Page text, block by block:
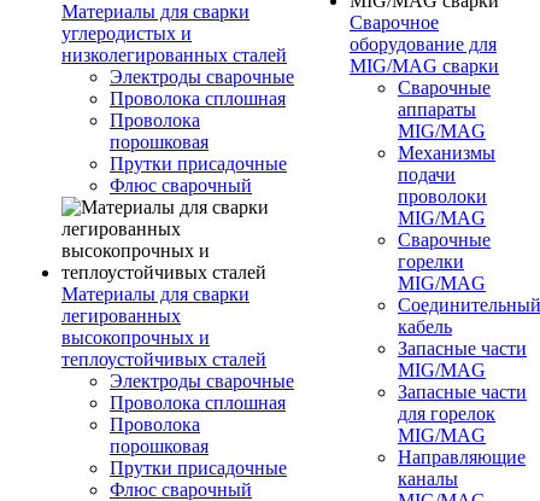
Материалы для сварки
углеродистых и
низколегированных сталей
Электроды сварочные
Проволока сплошная
Проволока
порошковая
Прутки присадочные
Флюс сварочный
Материалы для сварки
легированных
высокопрочных и
теплоустойчивых сталей
Электроды сварочные
Проволока сплошная
Проволока
порошковая
Прутки присадочные
Флюс сварочный
Сварочное
оборудование для
MIG/MAG сварки
Сварочные
аппараты
MIG/MAG
Механизмы
подачи
проволоки
MIG/MAG
Сварочные
горелки
MIG/MAG
Соединительный
кабель
Запасные части
MIG/MAG
Запасные части
для горелок
MIG/MAG
Направляющие
каналы